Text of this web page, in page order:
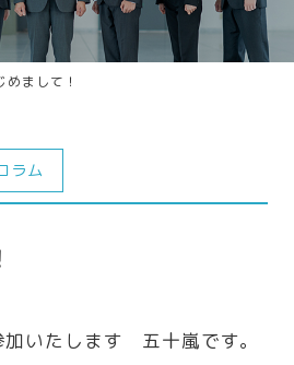
めまして！
ラム
いたします 五十嵐です。